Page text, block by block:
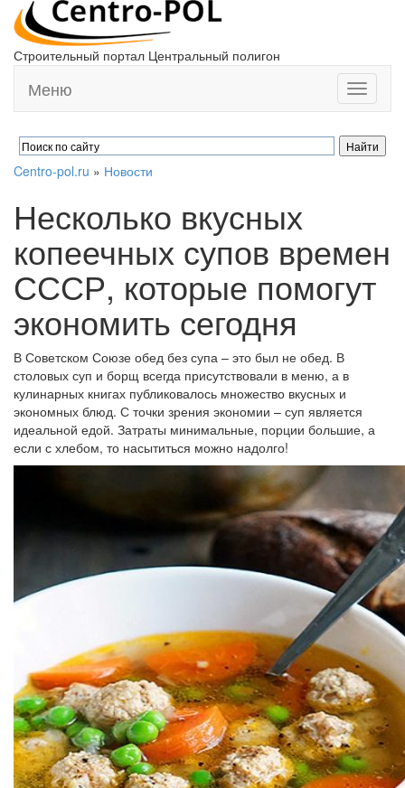
Строительный портал Центральный полигон
Toggle
Меню
Centro-pol.ru » Новости
Несколько вкусных
копеечных супов времен
СССР, которые помогут
экономить сегодня
В Советском Союзе обед без супа – это был не обед. В
столовых суп и борщ всегда присутствовали в меню, а в
кулинарных книгах публиковалось множество вкусных и
экономных блюд. С точки зрения экономии – суп является
идеальной едой. Затраты минимальные, порции большие, а
если с хлебом, то насытиться можно надолго!